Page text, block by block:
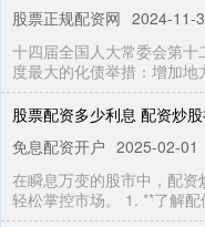
股票正规配资网 2024-11-
十四届全国人大常委会第
度最大的化债举措：增加
股票配资多少利息 配资炒
免息配资开户 2025-02-01
在瞬息万变的股市中，配资
轻松掌控市场。 1. **了解